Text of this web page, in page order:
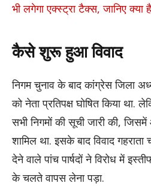
भी लगेगा एक्स्ट्रा टैक्स, जानिए क्या
कैसे शुरू हुआ विवाद
निगम चुनाव के बाद कांग्रेस जिला
को नेता प्रतिपक्ष घोषित किया था.
सभी निगमों की सूची जारी की,
शामिल था. इसके बाद विवाद
देने वाले पांच पार्षदों ने विरोध में
के चलते वापस लेना पड़ा.